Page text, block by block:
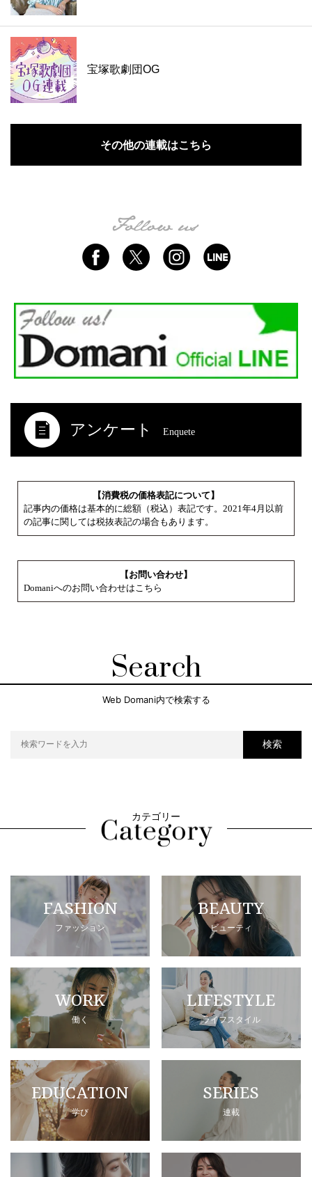
宝塚歌劇団OG
その他の連載はこちら
アンケート Enquete
【消費税の価格表記について】
記事内の価格は基本的に総額（税込）表記です。2021年4月以前
の記事に関しては税抜表記の場合もあります。
【お問い合わせ】
Domaniへのお問い合わせはこちら
Search
Web Domani内で検索する
検索
カテゴリー
FASHION
ファッション
BEAUTY
ビューティ
WORK
働く
LIFESTYLE
ライフスタイル
EDUCATION
学び
SERIES
連載